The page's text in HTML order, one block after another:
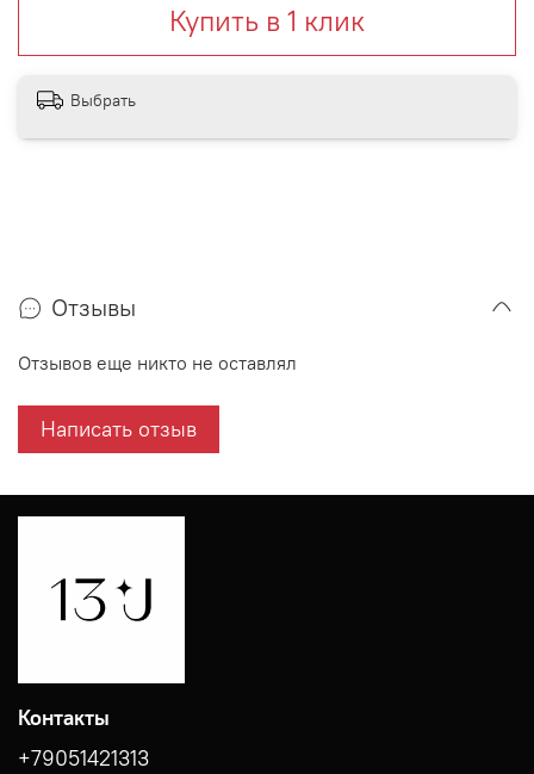
Купить в 1 клик
Выбрать
Отзывы
Отзывов еще никто не оставлял
Написать отзыв
Контакты
+79051421313